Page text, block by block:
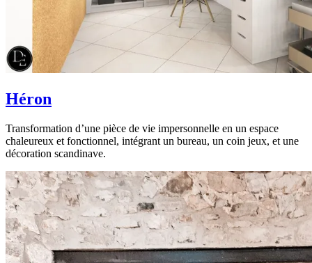
Héron
Transformation d’une pièce de vie impersonnelle en un espace
chaleureux et fonctionnel, intégrant un bureau, un coin jeux, et une
décoration scandinave.